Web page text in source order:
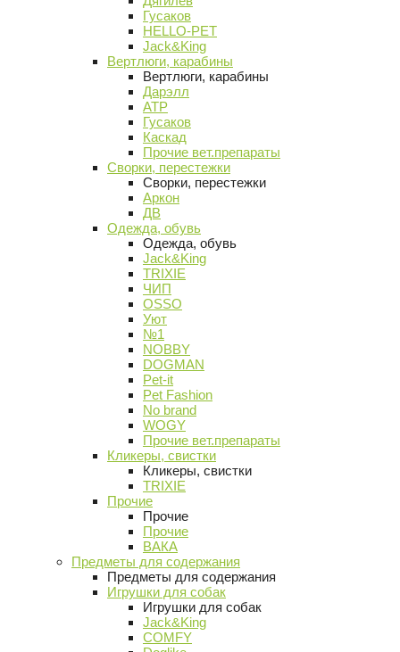
Гусаков
HELLO-PET
Jack&King
Вертлюги, карабины
Вертлюги, карабины
Дарэлл
АТР
Гусаков
Каскад
Прочие вет.препараты
Сворки, перестежки
Сворки, перестежки
Аркон
ДВ
Одежда, обувь
Одежда, обувь
Jack&King
TRIXIE
ЧИП
OSSO
Уют
№1
NOBBY
DOGMAN
Pet-it
Pet Fashion
No brand
WOGY
Прочие вет.препараты
Кликеры, свистки
Кликеры, свистки
TRIXIE
Прочие
Прочие
Прочие
ВАКА
Предметы для содержания
Предметы для содержания
Игрушки для собак
Игрушки для собак
Jack&King
COMFY